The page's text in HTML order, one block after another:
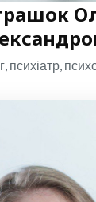
психіатр,